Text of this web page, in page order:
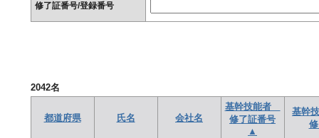
修了証番号/登録番号
2042名
都道府県 氏名 会社名
基幹技能者
修了証番号
▲
基幹